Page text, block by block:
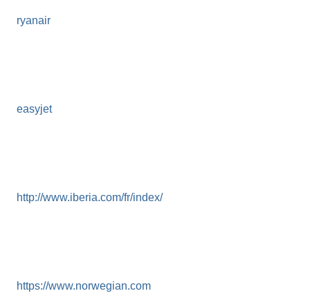
ryanair
easyjet
http://www.iberia.com/fr/index/
https://www.norwegian.com